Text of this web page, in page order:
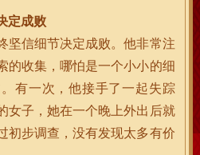
定成败
坚信细节决定成败。他非常注
的收集，哪怕是一个小小的细
有一次，他接手了一起失踪
女子，她在一个晚上外出后就
初步调查，没有发现太多有价